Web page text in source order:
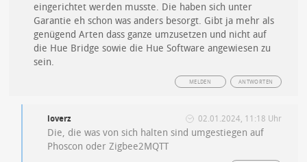
eingerichtet werden musste. Die haben sich unter
Garantie eh schon was anders besorgt. Gibt ja mehr als
genügend Arten dass ganze umzusetzen und nicht auf
die Hue Bridge sowie die Hue Software angewiesen zu
sein.
ANTWORTEN
MELDEN
loverz 02.01.2024, 11:18 Uhr
Die, die was von sich halten sind umgestiegen auf
Phoscon oder Zigbee2MQTT